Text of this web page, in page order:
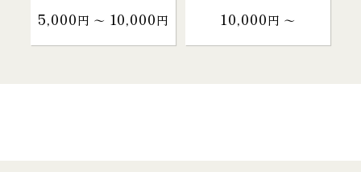
5,000円 〜 10,000円 10,000円 〜